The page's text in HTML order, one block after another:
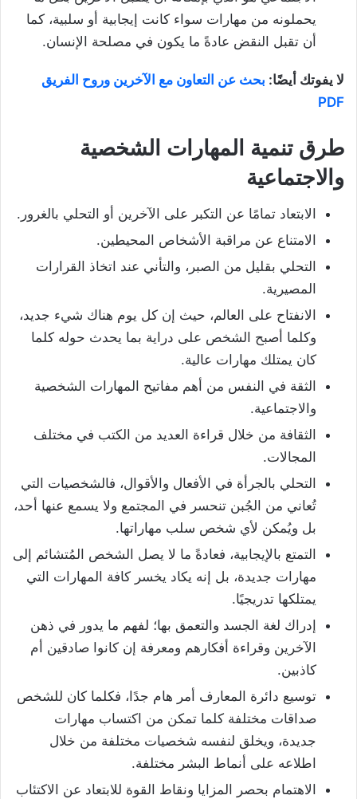
يحملونه من مهارات سواء كانت إيجابية أو سلبية، كما
أن تقبل النقض عادةً ما يكون في مصلحة الإنسان.
لا يفوتك أيضًا: بحث عن التعاون مع الآخرين وروح الفريق
PDF
طرق تنمية المهارات الشخصية
والاجتماعية
الابتعاد تمامًا عن التكبر على الآخرين أو التحلي بالغرور.
الامتناع عن مراقبة الأشخاص المحيطين.
التحلي بقليل من الصبر، والتأني عند اتخاذ القرارات
المصيرية.
الانفتاح على العالم، حيث إن كل يوم هناك شيء جديد،
وكلما أصبح الشخص على دراية بما يحدث حوله كلما
كان يمتلك مهارات عالية.
الثقة في النفس من أهم مفاتيح المهارات الشخصية
والاجتماعية.
الثقافة من خلال قراءة العديد من الكتب في مختلف
المجالات.
التحلي بالجرأة في الأفعال والأقوال، فالشخصيات التي
تُعاني من الجُبن تنحسر في المجتمع ولا يسمع عنها أحد،
بل ويُمكن لأي شخص سلب مهاراتها.
التمتع بالإيجابية، فعادةً ما لا يصل الشخص المُتشائم إلى
مهارات جديدة، بل إنه يكاد يخسر كافة المهارات التي
يمتلكها تدريجيًا.
إدراك لغة الجسد والتعمق بها؛ لفهم ما يدور في ذهن
الآخرين وقراءة أفكارهم ومعرفة إن كانوا صادقين أم
كاذبين.
توسيع دائرة المعارف أمر هام جدًا، فكلما كان للشخص
صداقات مختلفة كلما تمكن من اكتساب مهارات
جديدة، ويخلق لنفسه شخصيات مختلفة من خلال
اطلاعه على أنماط البشر مختلفة.
الاهتمام بحصر المزايا ونقاط القوة للابتعاد عن الاكتئاب